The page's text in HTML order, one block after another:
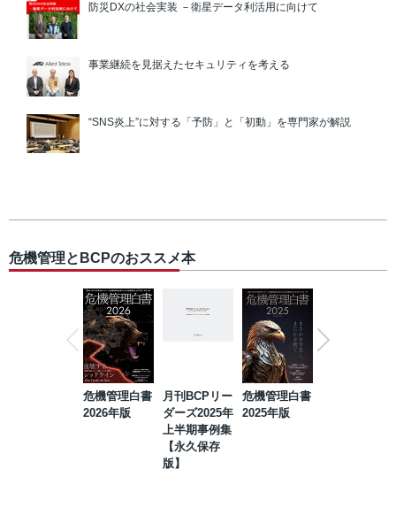
防災DXの社会実装 －衛星データ利活用に向けて
事業継続を見据えたセキュリティを考える
“SNS炎上”に対する「予防」と「初動」を専門家が解説
危機管理とBCPのおススメ本
危機管理白書
2026年版
月刊BCPリー
ダーズ2025年
上半期事例集
【永久保存
版】
危機管理白書
2025年版